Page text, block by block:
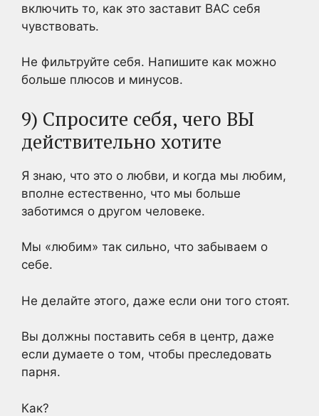
включить то, как это заставит ВАС себя
чувствовать.
Не фильтруйте себя. Напишите как можно
больше плюсов и минусов.
9) Спросите себя, чего ВЫ
действительно хотите
Я знаю, что это о любви, и когда мы любим,
вполне естественно, что мы больше
заботимся о другом человеке.
Мы «любим» так сильно, что забываем о
себе.
Не делайте этого, даже если они того стоят.
Вы должны поставить себя в центр, даже
если думаете о том, чтобы преследовать
парня.
Как?